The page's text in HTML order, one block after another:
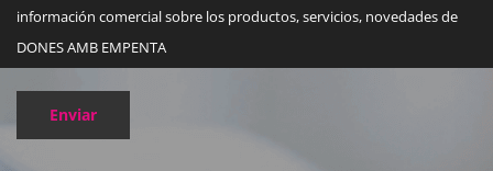
información comercial sobre los productos, servicios, novedades de
DONES AMB EMPENTA
Enviar